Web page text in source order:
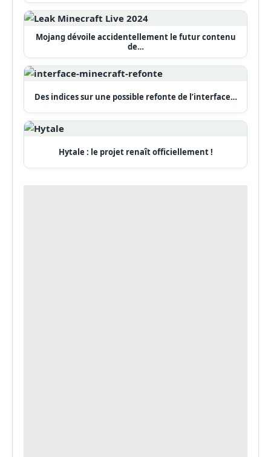
Mojang dévoile accidentellement le futur contenu
de…
Des indices sur une possible refonte de l’interface…
Hytale : le projet renaît officiellement !